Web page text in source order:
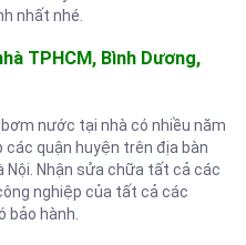
nhất nhé.
TPHCM, Bình Dương,
nước tại nhà có nhiều năm
các quận huyện trên địa bàn
Nội. Nhận sửa chữa tất cả các
nghiệp của tất cả các
bảo hành.